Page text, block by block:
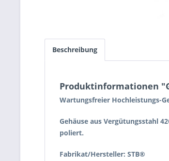
Beschreibung
Produktinformationen
Wartungsfreier Hochleistungs-
Gehäuse aus Vergütungsstahl
poliert.
Fabrikat/Hersteller: STB®